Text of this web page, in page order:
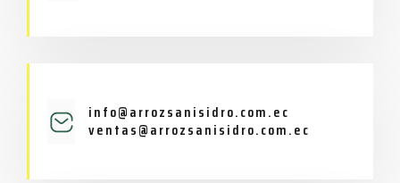
info@arrozsanisidro.com.ec
ventas@arrozsanisidro.com.ec